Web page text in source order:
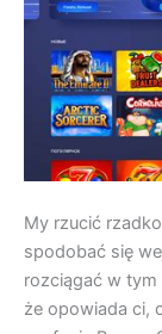
My rzucić
spodobać się
rozciągać w
że opowiada ci,